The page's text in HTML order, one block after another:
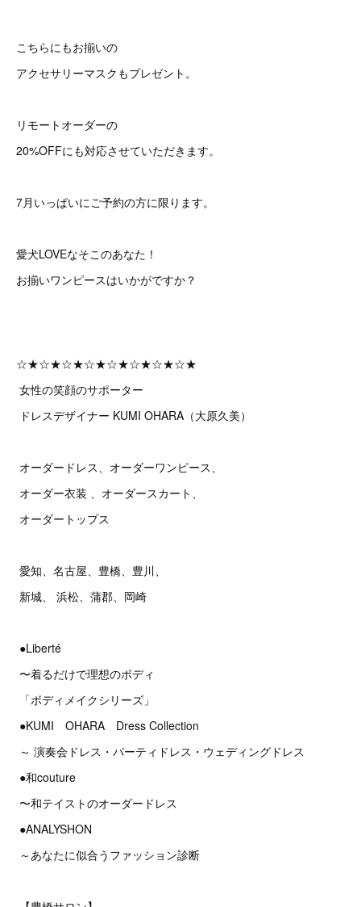
こちらにもお揃いの
アクセサリーマスクもプレゼント。
リモートオーダーの
20%OFFにも対応させていただきます。
7月いっぱいにご予約の方に限ります。
愛犬LOVEなそこのあなた！
お揃いワンピースはいかがですか？
☆★☆★☆★☆★☆★☆★☆★☆★
女性の笑顔のサポーター
ドレスデザイナー KUMI OHARA（大原久美）
オーダードレス、オーダーワンピース、
オーダー衣装 、オーダースカート、
オーダートップス
愛知、名古屋、豊橋、豊川、
新城、 浜松、蒲郡、岡崎
●Liberté
〜着るだけで理想のボディ
「ボディメイクシリーズ」
●KUMI OHARA Dress Collection
～ 演奏会ドレス・パーティドレス・ウェディングドレス
●和couture
〜和テイストのオーダードレス
●ANALYSHON
～あなたに似合うファッション診断